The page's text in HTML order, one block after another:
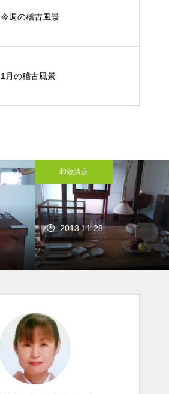
今週の稽古風景
1月の稽古風景
和敬清寂
2013.11.28